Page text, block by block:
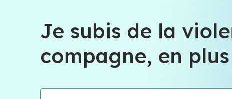
Je subis de la
compagne, en